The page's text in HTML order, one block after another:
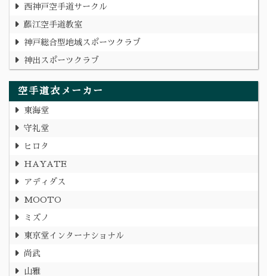
西神戸空手道サークル
藤江空手道教室
神戸総合型地域スポーツクラブ
神出スポーツクラブ
空手道衣メーカー
東海堂
守礼堂
ヒロタ
HAYATE
アディダス
MOOTO
ミズノ
東京堂インターナショナル
尚武
山雅